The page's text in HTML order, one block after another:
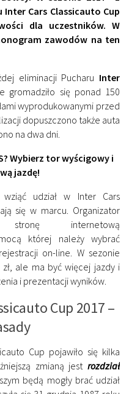
Cars Classicauto Cup
dla uczestników. W
zawodów na ten
eliminacji Pucharu Inter
gromadziło się ponad 150
wyprodukowanymi przed
dopuszczono także auta
na dwa dni.
Wybierz tor wyścigowy i
jazdę!
udział w Inter Cars
się w marcu. Organizator
stronę internetową
której należy wybrać
on-line. W sezonie
ale ma być więcej jazdy i
i prezentacji wyników.
Cup 2017 –
Cup pojawiło się kilka
zmianą jest rozdział
będą mogły brać udział